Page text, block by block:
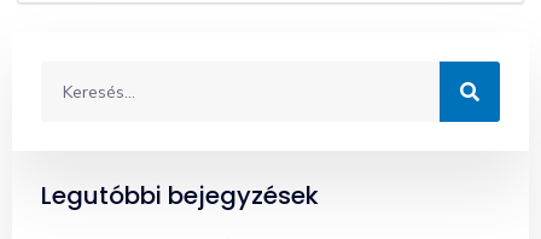
Legutóbbi bejegyzések